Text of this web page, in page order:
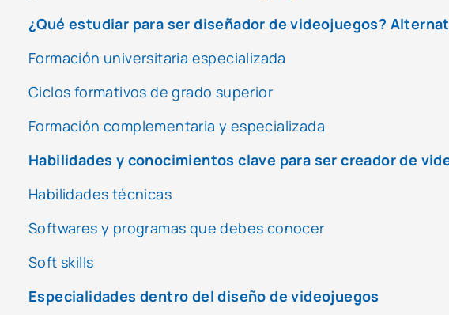
¿Qué estudiar para ser diseñador de videojuegos?
Formación universitaria especializada
Ciclos formativos de grado superior
Formación complementaria y especializada
Habilidades y conocimientos clave para ser creador de
Habilidades técnicas
Softwares y programas que debes conocer
Soft skills
Especialidades dentro del diseño de videojuegos